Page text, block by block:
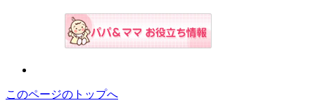
このページのトップへ